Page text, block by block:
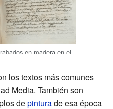
en madera en el
los textos más comunes
Media. También son
depinturade esa época